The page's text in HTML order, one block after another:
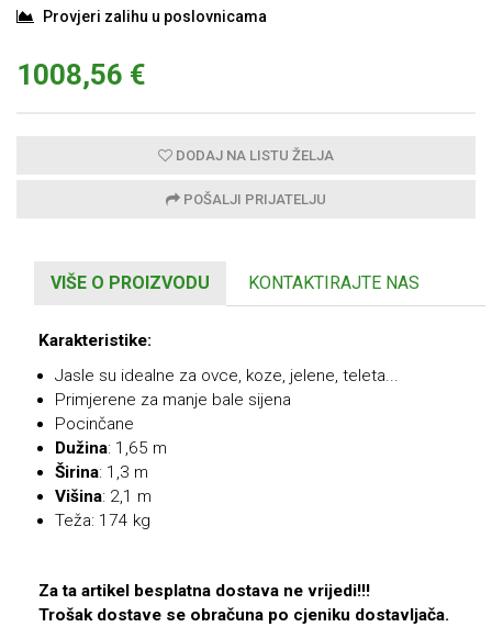
Provjeri zalihu u poslovnicama
1008,56 €
DODAJ NA LISTU ŽELJA
POŠALJI PRIJATELJU
VIŠE O PROIZVODU KONTAKTIRAJTE NAS
Karakteristike:
Jasle su idealne za ovce, koze, jelene, teleta...
Primjerene za manje bale sijena
Pocinčane
Dužina: 1,65 m
Širina: 1,3 m
Višina: 2,1 m
Teža: 174 kg
Za ta artikel besplatna dostava ne vrijedi!!!
Trošak dostave se obračuna po cjeniku dostavljača.